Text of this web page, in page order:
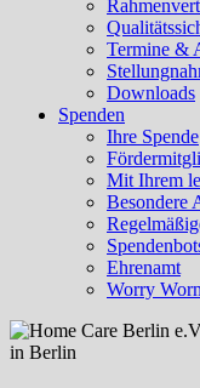
Termine &
Downloads
Spenden
Ihre Spende
Mit Ihrem
Besondere
Ehrenamt
Worry